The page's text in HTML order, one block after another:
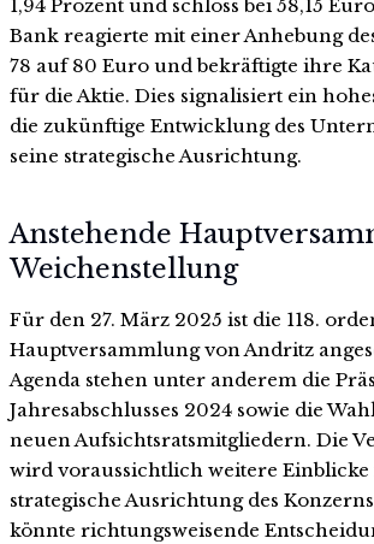
1,94 Prozent und schloss bei 58,15
Bank reagierte mit einer Anhebung
78 auf 80 Euro und bekräftigte ihre
für die Aktie. Dies signalisiert ein
die zukünftige Entwicklung des
seine strategische Ausrichtung.
Anstehende
Weichenstellung
Für den 27. März 2025 ist die 118.
Hauptversammlung von Andritz
Agenda stehen unter anderem die
Jahresabschlusses 2024 sowie die
neuen Aufsichtsratsmitgliedern. Die
wird voraussichtlich weitere Einblicke
strategische Ausrichtung des
könnte richtungsweisende